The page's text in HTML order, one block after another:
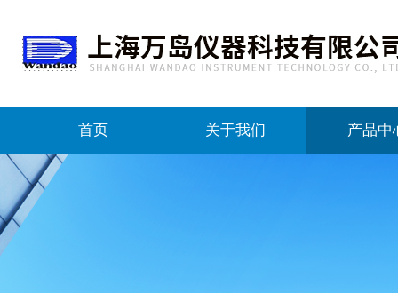
首页 关于我们 产品中